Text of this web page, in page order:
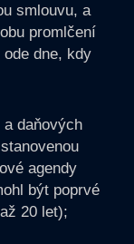
smlouvu, a
promlčení
dne, kdy
daňových
agendy
být poprvé
20 let);